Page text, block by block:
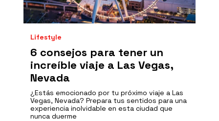
Lifestyle
6 consejos para tener un
increíble viaje a Las Vegas,
Nevada
¿Estás emocionado por tu próximo viaje a Las
Vegas, Nevada? Prepara tus sentidos para una
experiencia inolvidable en esta ciudad que
nunca duerme